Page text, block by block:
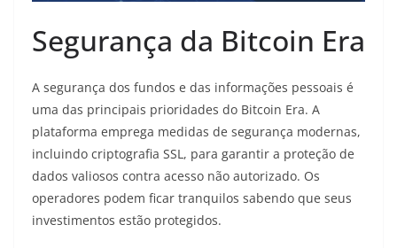
Segurança da Bitcoin Era
A segurança dos fundos e das informações pessoais é
uma das principais prioridades do Bitcoin Era. A
plataforma emprega medidas de segurança modernas,
incluindo criptografia SSL, para garantir a proteção de
dados valiosos contra acesso não autorizado. Os
operadores podem ficar tranquilos sabendo que seus
investimentos estão protegidos.